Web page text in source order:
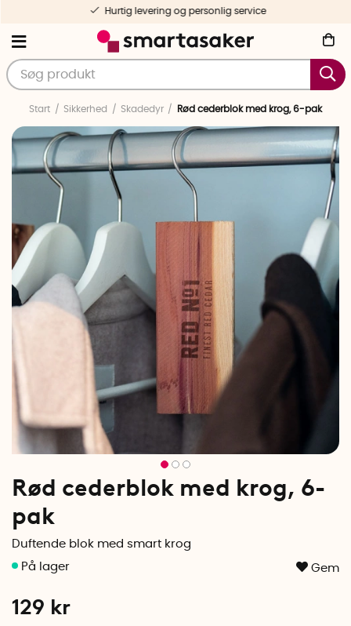
Hurtig levering og personlig service
Start Sikkerhed Skadedyr Rød cederblok med krog, 6-pak
Rød cederblok med krog, 6-
pak
Duftende blok med smart krog
Gem
129 kr